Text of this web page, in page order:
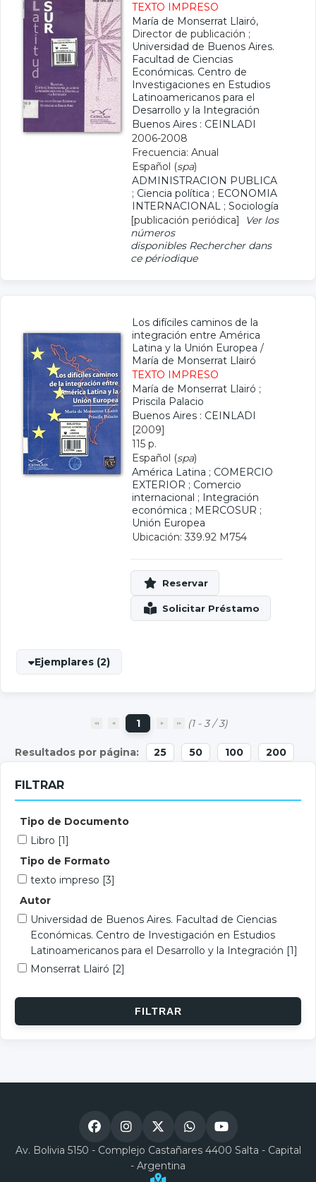
TEXTO IMPRESO
María de Monserrat Llairó,
Director de publicación ;
Universidad de Buenos Aires.
Facultad de Ciencias
Económicas. Centro de
Investigaciones en Estudios
Latinoamericanos para el
Desarrollo y la Integración
Buenos Aires : CEINLADI
2006-2008
Frecuencia: Anual
Español (spa)
ADMINISTRACION PUBLICA
; Ciencia política ; ECONOMIA
INTERNACIONAL ; Sociología
[publicación periódica]
Ver los
números
disponibles Rechercher dans
ce périodique
Los difíciles caminos de la
integración entre América
Latina y la Unión Europea /
María de Monserrat Llairó
TEXTO IMPRESO
María de Monserrat Llairó ;
Priscila Palacio
Buenos Aires : CEINLADI
[2009]
115 p.
Español (spa)
América Latina ; COMERCIO
EXTERIOR ; Comercio
internacional ; Integración
económica ; MERCOSUR ;
Unión Europea
Ubicación: 339.92 M754
Ejemplares (2)
1 (1 - 3 / 3)
25 50 100 200
FILTRAR
Tipo de Documento
Libro [1]
Tipo de Formato
texto impreso [3]
Autor
Universidad de Buenos Aires. Facultad de Ciencias
Económicas. Centro de Investigación en Estudios
Latinoamericanos para el Desarrollo y la Integración [1]
Monserrat Llairó [2]
Av. Bolivia 5150 - Complejo Castañares 4400 Salta - Capital
- Argentina